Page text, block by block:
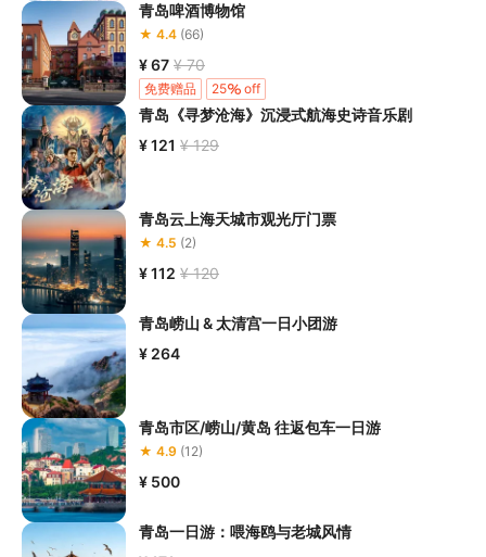
青岛啤酒博物馆
★ 4.4 (66)
¥ 67 ¥ 70
免费赠品 25 off
青岛《寻梦沧海》沉浸式航海史诗音乐剧
¥ 121 ¥ 129
青岛云上海天城市观光厅门票
★ 4.5 (2)
¥ 112 ¥ 120
青岛崂山 & 太清宫一日小团游
¥ 264
青岛市区/崂山/黄岛 往返包车一日游
★ 4.9 (12)
¥ 500
青岛一日游：喂海鸥与老城风情